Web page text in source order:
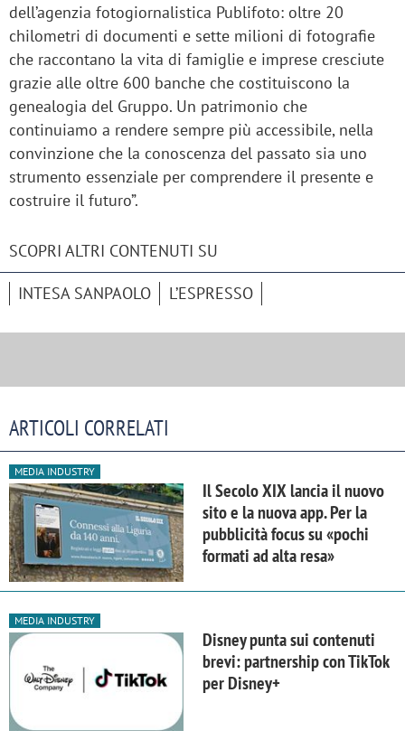
dell’agenzia fotogiornalistica Publifoto: oltre 20
chilometri di documenti e sette milioni di fotografie
che raccontano la vita di famiglie e imprese cresciute
grazie alle oltre 600 banche che costituiscono la
genealogia del Gruppo. Un patrimonio che
continuiamo a rendere sempre più accessibile, nella
convinzione che la conoscenza del passato sia uno
strumento essenziale per comprendere il presente e
costruire il futuro”.
SCOPRI ALTRI CONTENUTI SU
INTESA SANPAOLO L’ESPRESSO
ARTICOLI CORRELATI
MEDIA INDUSTRY
Il Secolo XIX lancia il nuovo
sito e la nuova app. Per la
pubblicità focus su «pochi
formati ad alta resa»
MEDIA INDUSTRY
Disney punta sui contenuti
brevi: partnership con TikTok
per Disney+